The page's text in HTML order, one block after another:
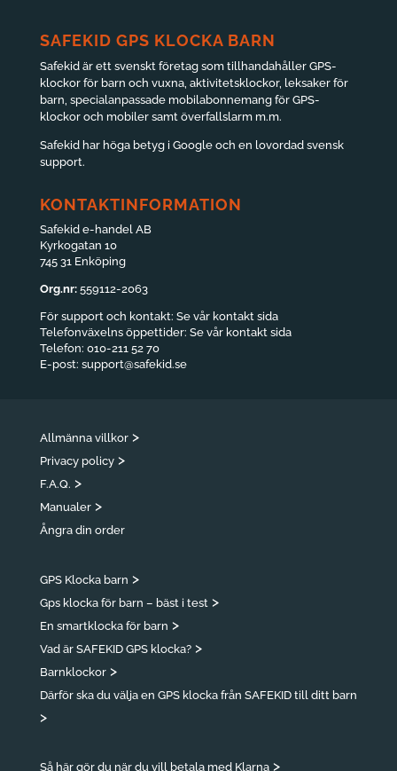
SAFEKID GPS KLOCKA BARN
Safekid är ett svenskt företag som tillhandahåller GPS-
klockor för barn och vuxna, aktivitetsklockor, leksaker för
barn, specialanpassade mobilabonnemang för GPS-
klockor och mobiler samt överfallslarm m.m.
Safekid har höga betyg i Google och en lovordad svensk
support.
KONTAKTINFORMATION
Safekid e-handel AB
Kyrkogatan 10
745 31 Enköping
Org.nr:559112-2063
För support och kontakt: Se vår kontakt sida
Telefonväxelns öppettider: Se vår kontakt sida
Telefon: 010-211 52 70
E-post: support@safekid.se
Allmänna villkor>
Privacy policy>
F.A.Q. >
Manualer>
Ångra din order
GPS Klocka barn >
Gps klocka för barn – bäst i test>
En smartklocka för barn >
Vad är SAFEKID GPS klocka?>
Barnklockor>
Därför ska du välja en GPS klocka från SAFEKID till ditt barn
>
Så här gör du när du vill betala med Klarna>